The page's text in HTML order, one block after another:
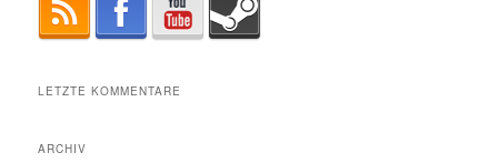
LETZTE KOMMENTARE
ARCHIV